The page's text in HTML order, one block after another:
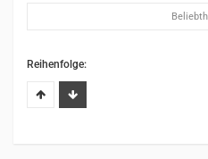
Reihenfolge: